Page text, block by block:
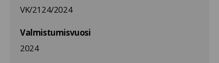
VK/2124/2024
Valmistumisvuosi
2024